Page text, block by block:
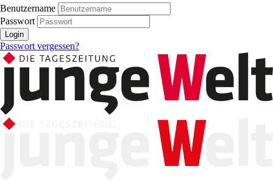
Benutzername
Passwort
Login
Passwort vergessen?